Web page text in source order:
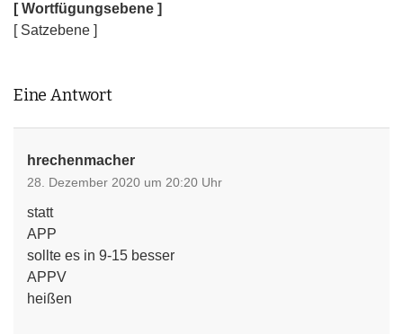
[ Wortfügungsebene ]
[ Satzebene ]
Eine Antwort
hrechenmacher
28. Dezember 2020 um 20:20 Uhr
statt
APP
sollte es in 9-15 besser
APPV
heißen